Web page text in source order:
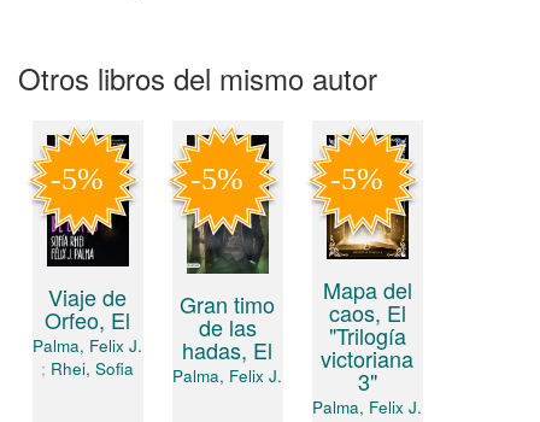
Otros libros del mismo autor
Viaje de
Orfeo, El
Palma, Felix J.
; Rhei, Sofia
Gran timo
de las
hadas, El
Palma, Felix J.
Mapa del
caos, El
"Trilogía
victoriana
3"
Palma, Felix J.